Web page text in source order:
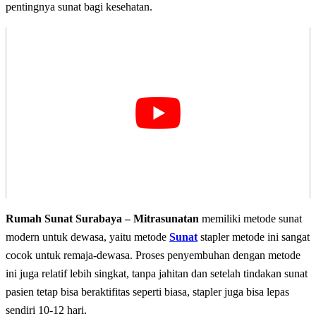
pentingnya sunat bagi kesehatan.
Rumah Sunat Surabaya – Mitrasunatan memiliki metode sunat
modern untuk dewasa, yaitu metode Sunat stapler metode ini sangat
cocok untuk remaja-dewasa. Proses penyembuhan dengan metode
ini juga relatif lebih singkat, tanpa jahitan dan setelah tindakan sunat
pasien tetap bisa beraktifitas seperti biasa, stapler juga bisa lepas
sendiri 10-12 hari.